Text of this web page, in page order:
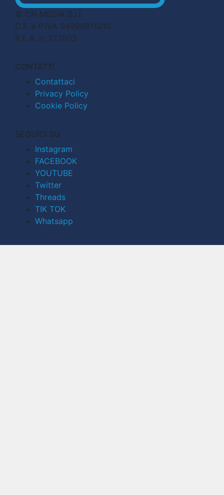
© CN MEDIA S.r.l.
C.F. e P.IVA 04998911210
R.E.A. n. 727803
CONTATTI
Contattaci
Privacy Policy
Cookie Policy
SEGUICI SU
Instagram
FACEBOOK
YOUTUBE
Twitter
Threads
TIK TOK
Whatsapp